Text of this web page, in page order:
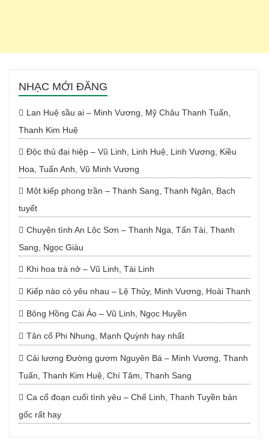
NHẠC MỚI ĐĂNG
Lan Huệ sầu ai – Minh Vương, Mỹ Châu Thanh Tuấn,
Thanh Kim Huệ
Độc thủ đại hiệp – Vũ Linh, Linh Huệ, Linh Vương, Kiều
Hoa, Tuấn Anh, Vũ Minh Vương
Một kiếp phong trần – Thanh Sang, Thanh Ngân, Bạch
tuyết
Chuyện tình An Lộc Sơn – Thanh Nga, Tấn Tài, Thanh
Sang, Ngọc Giàu
Khi hoa trà nở – Vũ Linh, Tài Linh
Kiếp nào có yêu nhau – Lệ Thủy, Minh Vương, Hoài Thanh
Bông Hồng Cài Áo – Vũ Linh, Ngọc Huyền
Tân cổ Phi Nhung, Mạnh Quỳnh hay nhất
Cải lương Đường gươm Nguyên Bá – Minh Vương, Thanh
Tuấn, Thanh Kim Huệ, Chí Tâm, Thanh Sang
Ca cổ đoạn cuối tình yêu – Chế Linh, Thanh Tuyền bản
gốc rất hay